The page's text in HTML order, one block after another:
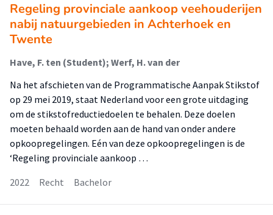
Regeling provinciale aankoop veehouderijen
nabij natuurgebieden in Achterhoek en
Twente
Have, F. ten (Student); Werf, H. van der
Na het afschieten van de Programmatische Aanpak Stikstof
op 29 mei 2019, staat Nederland voor een grote uitdaging
om de stikstofreductiedoelen te behalen. Deze doelen
moeten behaald worden aan de hand van onder andere
opkoopregelingen. Eén van deze opkoopregelingen is de
‘Regeling provinciale aankoop …
2022
Recht Bachelor